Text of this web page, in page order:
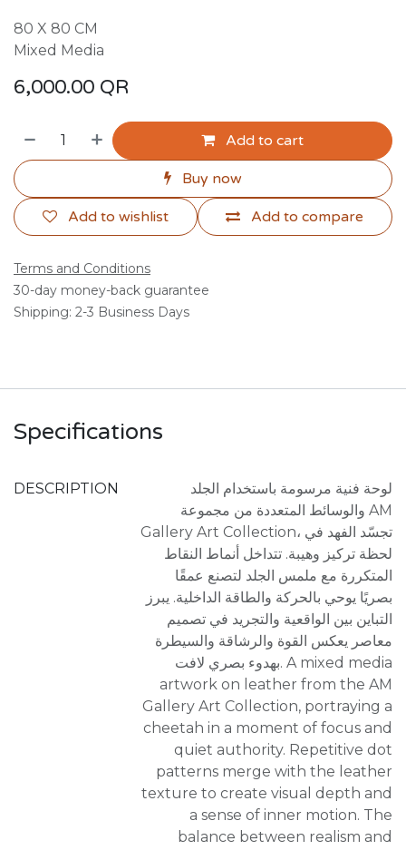
80 X 80 CM
Mixed Media
6,000.00 QR
Add to cart
Buy now
Add to compare
Add to wishlist
Terms and Conditions
30-day money-back guarantee
Shipping: 2-3 Business Days
Specifications
DESCRIPTION
لوحة فنية مرسومة باستخدام الجلد
والوسائط المتعددة من مجموعة AM
Gallery Art Collection، تجسّد الفهد في
لحظة تركيز وهيبة. تتداخل أنماط النقاط
المتكررة مع ملمس الجلد لتصنع عمقًا
بصريًا يوحي بالحركة والطاقة الداخلية. يبرز
التباين بين الواقعية والتجريد في تصميم
معاصر يعكس القوة والرشاقة والسيطرة
بهدوء بصري لافت. A mixed media
artwork on leather from the AM
Gallery Art Collection, portraying a
cheetah in a moment of focus and
quiet authority. Repetitive dot
patterns merge with the leather
texture to create visual depth and
a sense of inner motion. The
balance between realism and